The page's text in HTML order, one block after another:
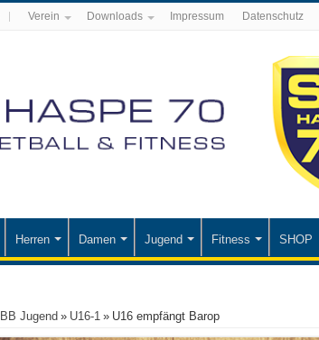
Verein Downloads Impressum Datenschutz
Herren Damen Jugend Fitness SHOP
BB Jugend » U16-1 » U16 empfängt Barop